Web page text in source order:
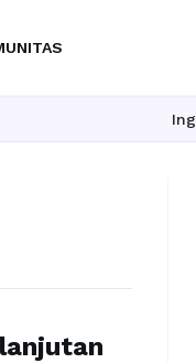
Ingin upgrade